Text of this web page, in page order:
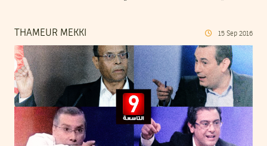
THAMEUR MEKKI 15 Sep 2016